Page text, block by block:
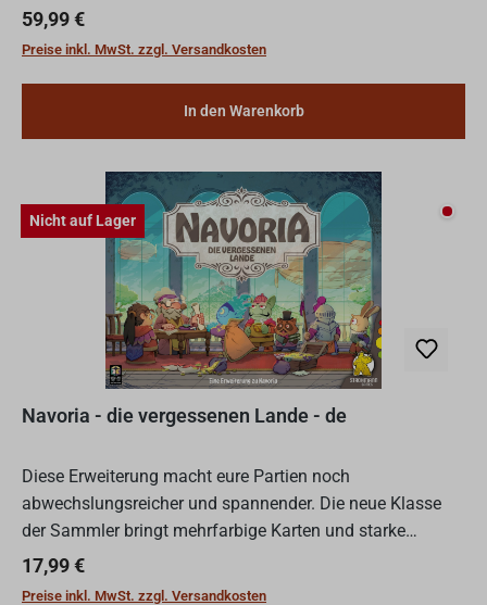
der artenreichsten und vielfältigsten Ökosysteme der Erde
und Heimat...
Regulärer Preis:
59,99 €
Preise inkl. MwSt. zzgl. Versandkosten
In den Warenkorb
Nicht auf Lager Nicht
Navoria - die vergessenen Lande - de
Diese Erweiterung macht eure Partien noch
abwechslungsreicher und spannender. Die neue Klasse
der Sammler bringt mehrfarbige Karten und starke
Effekte, passt aber zu keiner der Spezies. Die Gilden
Navorias geben euch...
Regulärer Preis:
17,99 €
Preise inkl. MwSt. zzgl. Versandkosten